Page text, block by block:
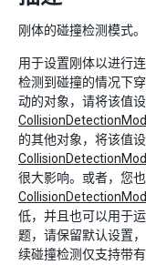
刚体的碰撞检测模式。
用于设置刚体以进行
检测到碰撞的情况下
动的对象，请将该值
的其他对象，将该值
很大影响。或者，您
低，并且也可以用于
题，请保留默认设置
续碰撞检测仅支持带